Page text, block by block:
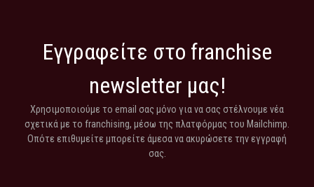
Εγγραφείτε στο franchise
newsletter μας!
Χρησιμοποιούμε το email σας μόνο για να σας στέλνουμε νέα
σχετικά με το franchising, μέσω της πλατφόρμας του Mailchimp.
Οπότε επιθυμείτε μπορείτε άμεσα να ακυρώσετε την εγγραφή
σας.